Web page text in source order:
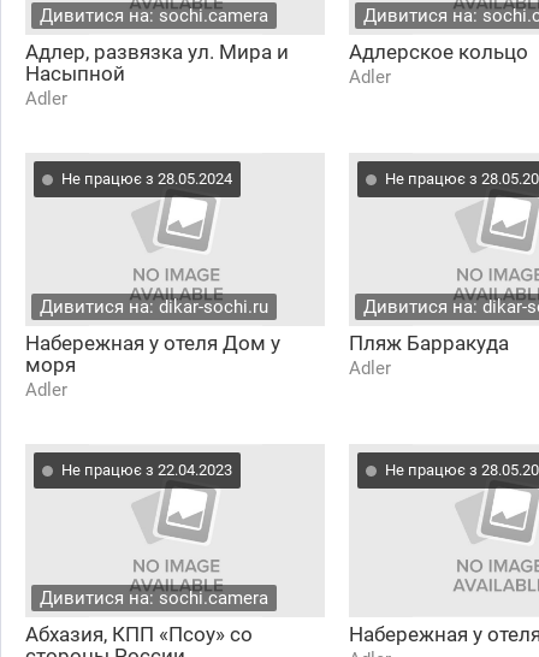
Дивитися на: sochi.camera
Адлер, развязка ул. Мира и
Насыпной
Adler
Дивитися на:
Адлерское кольцо
Adler
Не працює з 28.05.2024
Дивитися на: dikar-sochi.ru
Набережная у отеля Дом у
моря
Adler
Не працює з
Дивитися на: dikar-
Пляж Барракуда
Adler
Не працює з 22.04.2023
Дивитися на: sochi.camera
Абхазия, КПП «Псоу» со
Не працює з
Набережная у